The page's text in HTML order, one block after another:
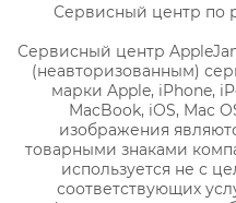
Сервисный центр по
Сервисный центр
(неавторизованным)
марки Apple, iPhone,
MacBook, iOS, Mac
изображения
товарными знаками
используется не с
соответствующих